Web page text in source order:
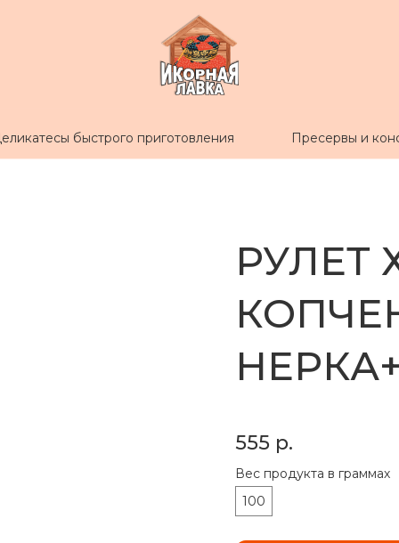
быстрого приготовления Пресервы и
РУЛЕТ
555 р.
Вес продукта в граммах
100